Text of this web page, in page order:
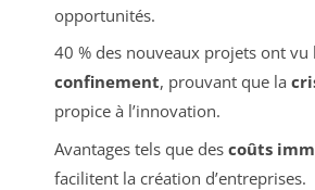
opportunités.
40 % des nouveaux projets ont
confinement, prouvant que la
propice à l’innovation.
Avantages tels que des coûts
facilitent la création d’entreprises.